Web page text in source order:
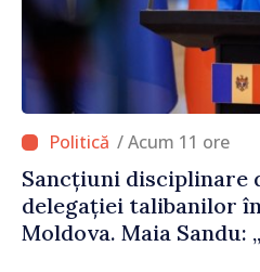
/ Acum 11 ore
Sancțiuni disciplinare
delegației talibanilor
Moldova. Maia Sandu: